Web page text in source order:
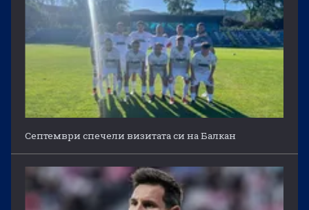
Септември спечели визитата си на Балкан